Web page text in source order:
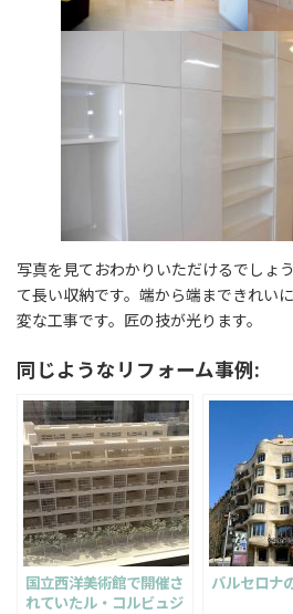
写真を見ておわかりいただけるでしょ
て長い収納です。端から端まできれい
変な工事です。匠の技が光ります。
同じようなリフォーム事例:
国立西洋美術館で開催さ
れていたル・コルビュジ
バルセロナ